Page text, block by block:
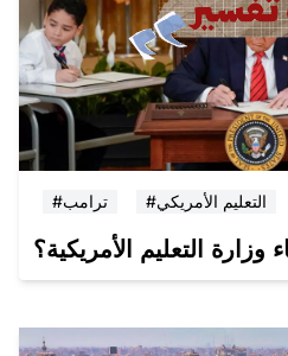
#ترامب #التعليم الأمريكي
وزارة التعليم الأمريكية؟